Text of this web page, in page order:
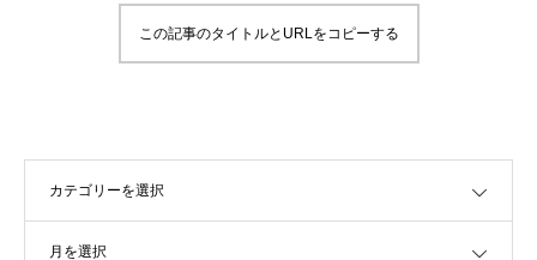
この記事のタイトルとURLをコピーする